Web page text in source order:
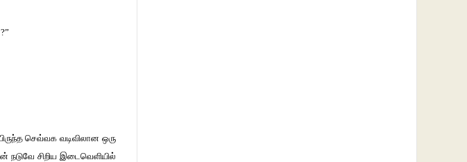
செவ்வக வடிவிலான ஒரு
சிறிய இடைவெளியில்